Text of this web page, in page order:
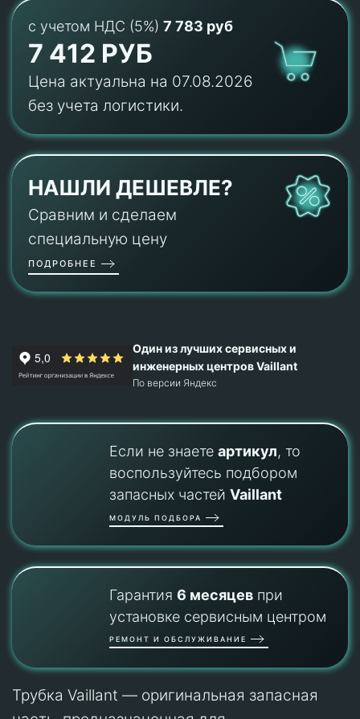
с учетом НДС (5%) 7 783 руб
7 412 РУБ
Цена актуальна на 07.08.2026
без учета логистики.
НАШЛИ ДЕШЕВЛЕ?
Сравним и сделаем
специальную цену
ПОДРОБНЕЕ
Один из лучших сервисных и
инженерных центров Vaillant
По версии Яндекс
Если не знаете артикул, то
воспользуйтесь подбором
запасных частей Vaillant
МОДУЛЬ ПОДБОРА
Гарантия 6 месяцевпри
установке сервисным центром
РЕМОНТ И ОБСЛУЖИВАНИЕ
Трубка Vaillant — оригинальная запасная